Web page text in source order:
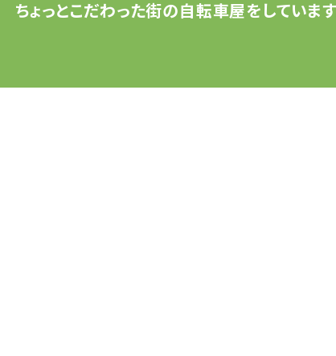
ちょっとこだわった街の自転車屋をしています